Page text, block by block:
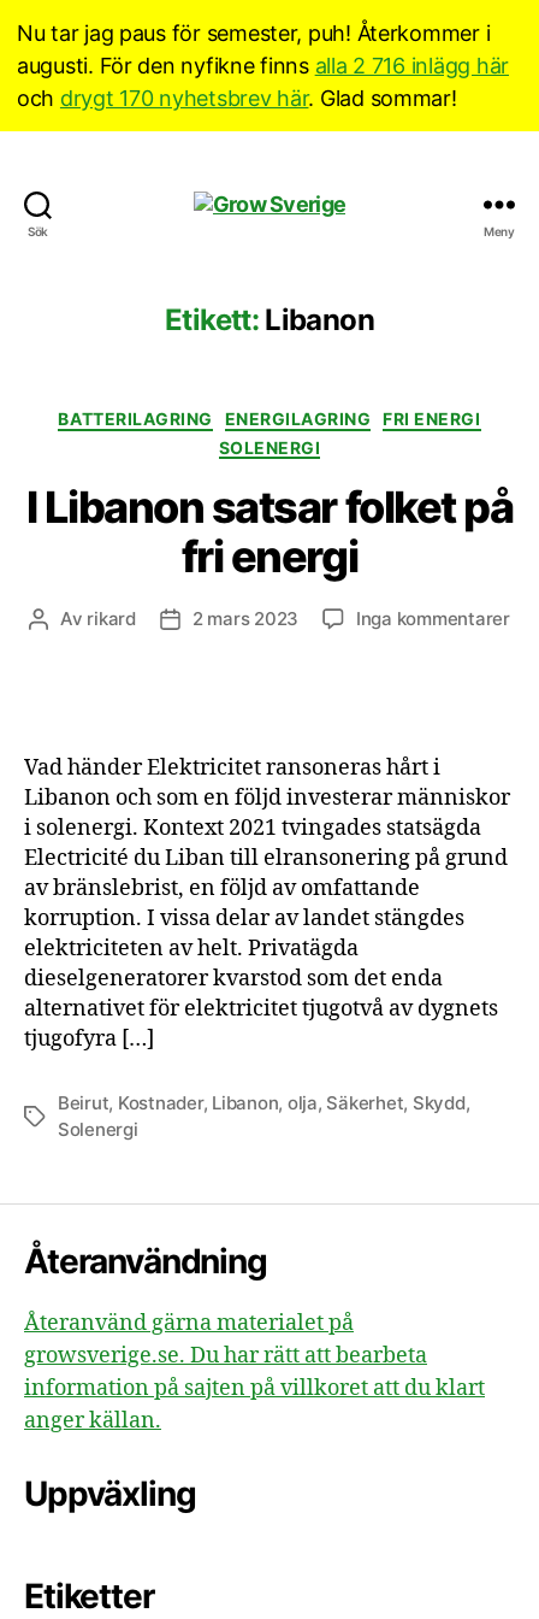
Nu tar jag paus för semester, puh! Återkommer i
augusti. För den nyfikne finns alla 2 716 inlägg här
och drygt 170 nyhetsbrev här. Glad sommar!
Sök Meny
Etikett: Libanon
Kategorier
BATTERILAGRING ENERGILAGRING
FRI ENERGI
SOLENERGI
I Libanon satsar folket på
fri energi
Inläggsförfattare
Av rikard Inläggsdatum
2 mars 2023 Inga kommentarertill
Vad händer Elektricitet ransoneras hårt i
Libanon och som en följd investerar människor
i solenergi. Kontext 2021 tvingades statsägda
Electricité du Liban till elransonering på grund
av bränslebrist, en följd av omfattande
korruption. I vissa delar av landet stängdes
elektriciteten av helt. Privatägda
dieselgeneratorer kvarstod som det enda
alternativet för elektricitet tjugotvå av dygnets
tjugofyra […]
Etiketter
Beirut, Kostnader, Libanon, olja, Säkerhet, Skydd,
Solenergi
Återanvändning
Återanvänd gärna materialet på
growsverige.se. Du har rätt att bearbeta
information på sajten på villkoret att du klart
anger källan.
Uppväxling
Etiketter